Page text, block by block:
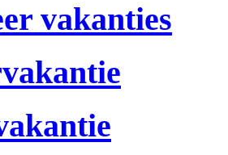
vakanties